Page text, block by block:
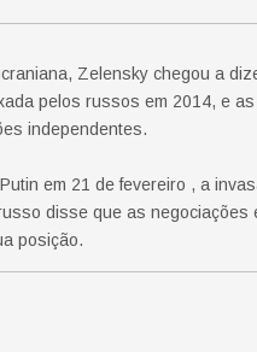
Zelensky chegou a
pelos russos em 2014, e
independentes.
em 21 de fevereiro , a
disse que as negociações
posição.